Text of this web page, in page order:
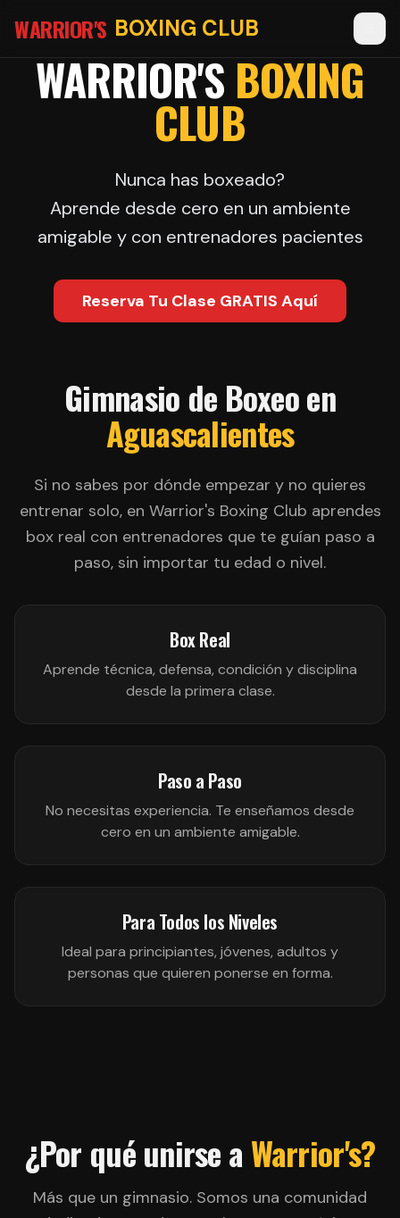
WARRIOR'S BOXING CLUB
WARRIOR'S BOXING
CLUB
Nunca has boxeado?
Aprende desde cero en un ambiente
amigable y con entrenadores pacientes
Reserva Tu Clase GRATIS Aquí
Gimnasio de Boxeo en
Aguascalientes
Si no sabes por dónde empezar y no quieres
entrenar solo, en Warrior's Boxing Club aprendes
box real con entrenadores que te guían paso a
paso, sin importar tu edad o nivel.
Box Real
Aprende técnica, defensa, condición y disciplina
desde la primera clase.
Paso a Paso
No necesitas experiencia. Te enseñamos desde
cero en un ambiente amigable.
Para Todos los Niveles
Ideal para principiantes, jóvenes, adultos y
personas que quieren ponerse en forma.
¿Por qué unirse a Warrior's?
Más que un gimnasio. Somos una comunidad